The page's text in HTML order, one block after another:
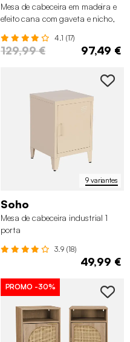
Mesa de cabeceira em madeira e
efeito cana com gaveta e nicho,
4.1 (17)
129,99 € 97,49 €
9 variantes
Soho
Mesa de cabeceira industrial 1
porta
3.9 (18)
49,99 €
PROMO -30%